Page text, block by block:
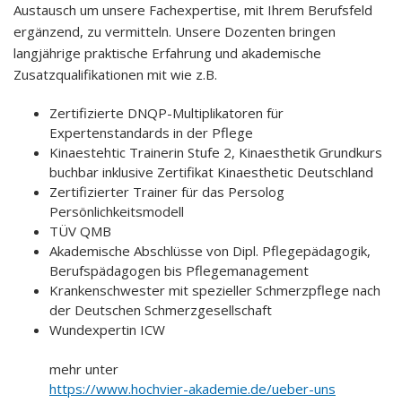
Austausch um unsere Fachexpertise, mit Ihrem Berufsfeld
ergänzend, zu vermitteln. Unsere Dozenten bringen
langjährige praktische Erfahrung und akademische
Zusatzqualifikationen mit wie z.B.
Zertifizierte DNQP-Multiplikatoren für
Expertenstandards in der Pflege
Kinaestehtic Trainerin Stufe 2, Kinaesthetik Grundkurs
buchbar inklusive Zertifikat Kinaesthetic Deutschland
Zertifizierter Trainer für das Persolog
Persönlichkeitsmodell
TÜV QMB
Akademische Abschlüsse von Dipl. Pflegepädagogik,
Berufspädagogen bis Pflegemanagement
Krankenschwester mit spezieller Schmerzpflege nach
der Deutschen Schmerzgesellschaft
Wundexpertin ICW
mehr unter
https://www.hochvier-akademie.de/ueber-uns